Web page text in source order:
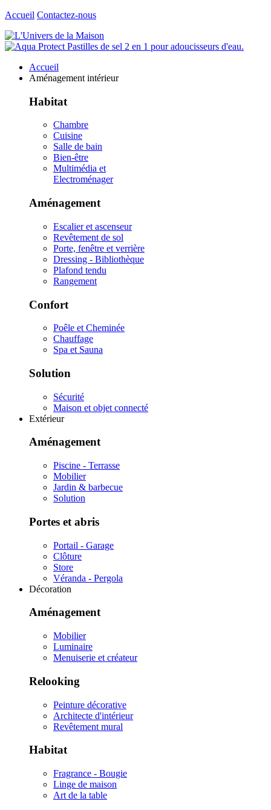
Accueil Contactez-nous
Accueil
Aménagement intérieur
Habitat
Chambre
Cuisine
Salle de bain
Bien-être
Multimédia et
Electroménager
Aménagement
Escalier et ascenseur
Revêtement de sol
Porte, fenêtre et verrière
Dressing - Bibliothèque
Plafond tendu
Rangement
Confort
Poêle et Cheminée
Chauffage
Spa et Sauna
Solution
Sécurité
Maison et objet connecté
Extérieur
Aménagement
Piscine - Terrasse
Mobilier
Jardin & barbecue
Solution
Portes et abris
Portail - Garage
Clôture
Store
Véranda - Pergola
Décoration
Aménagement
Mobilier
Luminaire
Menuiserie et créateur
Relooking
Peinture décorative
Architecte d'intérieur
Revêtement mural
Habitat
Fragrance - Bougie
Linge de maison
Art de la table